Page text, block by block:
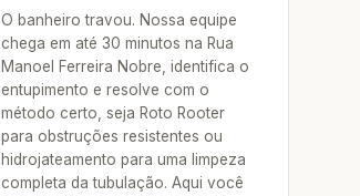
O banheiro travou. Nossa equipe
chega em até 30 minutos na Rua
Manoel Ferreira Nobre, identifica o
entupimento e resolve com o
método certo, seja Roto Rooter
para obstruções resistentes ou
hidrojateamento para uma limpeza
completa da tubulação. Aqui você